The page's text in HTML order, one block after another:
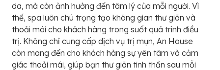
da, mà còn ảnh hưởng đến tâm lý của mỗi người. Vì
thế, spa luôn chú trọng tạo không gian thư giãn và
thoải mái cho khách hàng trong suốt quá trình điều
trị. Không chỉ cung cấp dịch vụ trị mụn, An House
còn mang đến cho khách hàng sự yên tâm và cảm
giác thoải mái, giúp bạn thư giãn tinh thần sau mỗi